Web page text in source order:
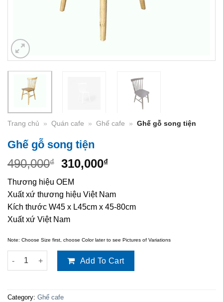
Trang chủ » Quán cafe » Ghế cafe » Ghế gỗ song tiện
Ghế gỗ song tiện
490,000₫
Original
price
was:
490,000₫.
310,000₫Current
310,000₫.
Thương hiệu OEM
Xuất xứ thương hiệu Việt Nam
Kích thước W45 x L45cm x 45-80cm
Xuất xứ Việt Nam
Note: Choose Size first, choose Color later to see Pictures of Variations
Ghế gỗ song tiện quantity
Add To Cart
Category: Ghế cafe